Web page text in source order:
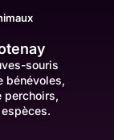
souris
bénévoles,
perchoirs,